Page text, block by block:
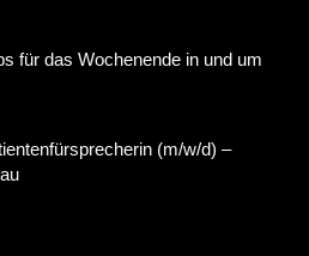
für das Wochenende in und um
(m/w/d) –